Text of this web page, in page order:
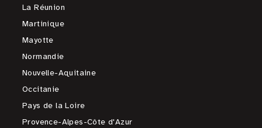
La Réunion
Martinique
Mayotte
Normandie
Nouvelle-Aquitaine
Occitanie
Pays de la Loire
Provence-Alpes-Côte d'Azur